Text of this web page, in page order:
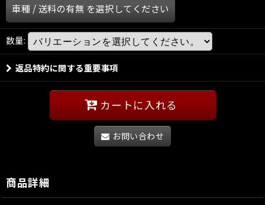
車種 /送料の有無 を選択してください
数量:
返品特約に関する重要事項
カートに入れる
お問い合わせ
商品詳細